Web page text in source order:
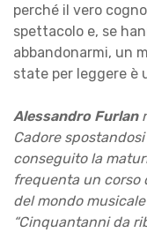
perché il vero
spettacolo e, se
abbandonarmi, un
state per leggere è
Alessandro Furlan
Cadore
conseguito la
frequenta un corso
del mondo
“Cinquantanni da